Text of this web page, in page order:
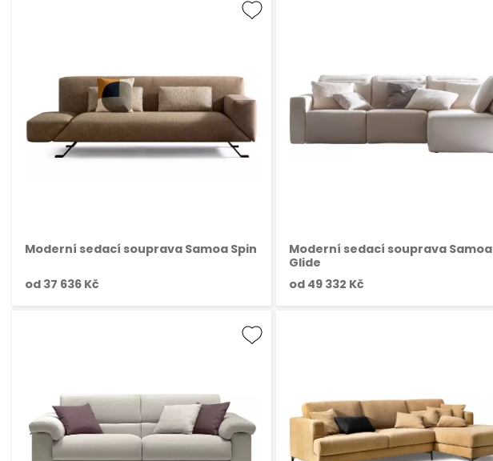
Moderní sedací souprava Samoa Spin
od 37 636 Kč
Moderní sedací souprava Samoa
Glide
od 49 332 Kč